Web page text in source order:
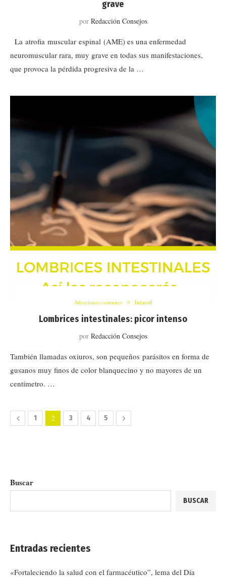
grave
por Redacción Consejos
La atrofia muscular espinal (AME) es una enfermedad
neuromuscular rara, muy grave en todas sus manifestaciones,
que provoca la pérdida progresiva de la …
Afecciones comunes Infantil
Lombrices intestinales: picor intenso
por Redacción Consejos
También llamadas oxiuros, son pequeños parásitos en forma de
gusanos muy finos de color blanquecino y no mayores de un
centímetro. …
1 2 3 4 5
Buscar
BUSCAR
Entradas recientes
«Fortaleciendo la salud con el farmacéutico”, lema del Día